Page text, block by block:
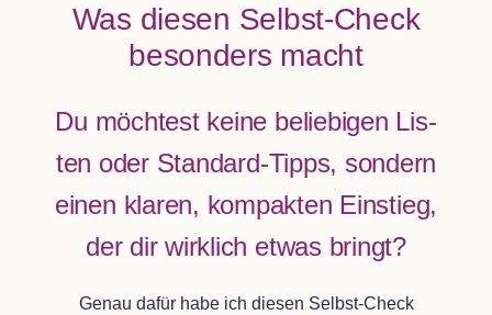
Was die­sen Selbst-Check
beson­ders macht
Du möch­test keine belie­bi­gen Lis­
ten oder Stan­dard-Tipps, son­dern
einen kla­ren, kom­pak­ten Ein­stieg,
der dir wirk­lich etwas bringt?
Genau dafür habe ich die­sen Selbst-Check